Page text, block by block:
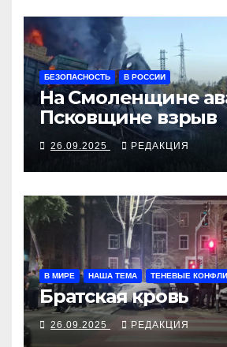
БЕЗОПАСНОСТЬ В РОССИИ
На Смоленщине
Псковщине взрыв
26.09.2025 РЕДАКЦИЯ
В МИРЕ НАША ТЕМА ТЕНЕВЫЕ
Братская кровь
26.09.2025 РЕДАКЦИЯ